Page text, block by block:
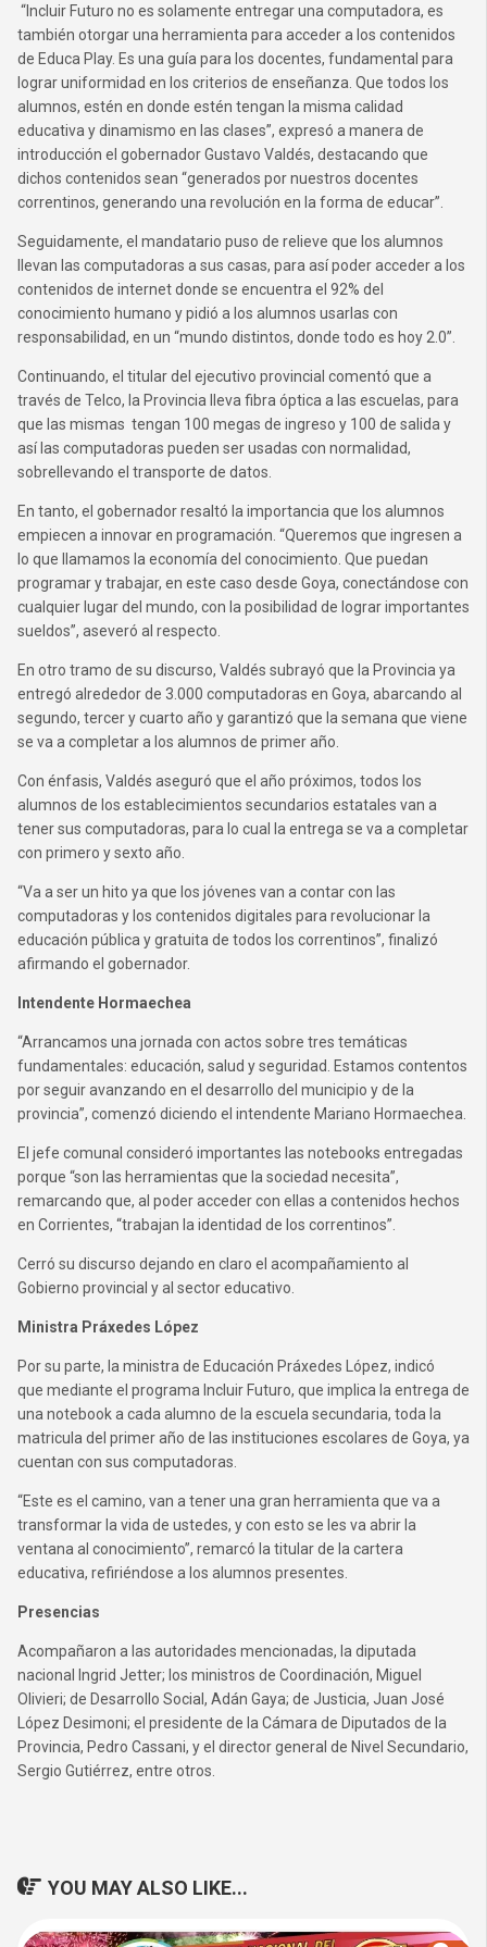
“Incluir Futuro no es solamente entregar una computadora, es
también otorgar una herramienta para acceder a los contenidos
de Educa Play. Es una guía para los docentes, fundamental para
lograr uniformidad en los criterios de enseñanza. Que todos los
alumnos, estén en donde estén tengan la misma calidad
educativa y dinamismo en las clases”, expresó a manera de
introducción el gobernador Gustavo Valdés, destacando que
dichos contenidos sean “generados por nuestros docentes
correntinos, generando una revolución en la forma de educar”.
Seguidamente, el mandatario puso de relieve que los alumnos
llevan las computadoras a sus casas, para así poder acceder a los
contenidos de internet donde se encuentra el 92% del
conocimiento humano y pidió a los alumnos usarlas con
responsabilidad, en un “mundo distintos, donde todo es hoy 2.0”.
Continuando, el titular del ejecutivo provincial comentó que a
través de Telco, la Provincia lleva fibra óptica a las escuelas, para
que las mismas tengan 100 megas de ingreso y 100 de salida y
así las computadoras pueden ser usadas con normalidad,
sobrellevando el transporte de datos.
En tanto, el gobernador resaltó la importancia que los alumnos
empiecen a innovar en programación. “Queremos que ingresen a
lo que llamamos la economía del conocimiento. Que puedan
programar y trabajar, en este caso desde Goya, conectándose con
cualquier lugar del mundo, con la posibilidad de lograr importantes
sueldos”, aseveró al respecto.
En otro tramo de su discurso, Valdés subrayó que la Provincia ya
entregó alrededor de 3.000 computadoras en Goya, abarcando al
segundo, tercer y cuarto año y garantizó que la semana que viene
se va a completar a los alumnos de primer año.
Con énfasis, Valdés aseguró que el año próximos, todos los
alumnos de los establecimientos secundarios estatales van a
tener sus computadoras, para lo cual la entrega se va a completar
con primero y sexto año.
“Va a ser un hito ya que los jóvenes van a contar con las
computadoras y los contenidos digitales para revolucionar la
educación pública y gratuita de todos los correntinos”, finalizó
afirmando el gobernador.
Intendente Hormaechea
“Arrancamos una jornada con actos sobre tres temáticas
fundamentales: educación, salud y seguridad. Estamos contentos
por seguir avanzando en el desarrollo del municipio y de la
provincia”, comenzó diciendo el intendente Mariano Hormaechea.
El jefe comunal consideró importantes las notebooks entregadas
porque “son las herramientas que la sociedad necesita”,
remarcando que, al poder acceder con ellas a contenidos hechos
en Corrientes, “trabajan la identidad de los correntinos”.
Cerró su discurso dejando en claro el acompañamiento al
Gobierno provincial y al sector educativo.
Ministra Práxedes López
Por su parte, la ministra de Educación Práxedes López, indicó
que mediante el programa Incluir Futuro, que implica la entrega de
una notebook a cada alumno de la escuela secundaria, toda la
matricula del primer año de las instituciones escolares de Goya, ya
cuentan con sus computadoras.
“Este es el camino, van a tener una gran herramienta que va a
transformar la vida de ustedes, y con esto se les va abrir la
ventana al conocimiento”, remarcó la titular de la cartera
educativa, refiriéndose a los alumnos presentes.
Presencias
Acompañaron a las autoridades mencionadas, la diputada
nacional Ingrid Jetter; los ministros de Coordinación, Miguel
Olivieri; de Desarrollo Social, Adán Gaya; de Justicia, Juan José
López Desimoni; el presidente de la Cámara de Diputados de la
Provincia, Pedro Cassani, y el director general de Nivel Secundario,
Sergio Gutiérrez, entre otros.
YOU MAY ALSO LIKE...